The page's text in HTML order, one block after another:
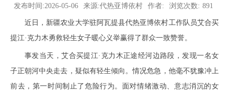
发布时间:2026-05-06 来源:代热亚博依村 作者: 浏览次数: 891
近日，新疆农业大学驻 阿瓦提县代热亚博依村工作队员艾合买
提江·克力木勇救轻生女子暖心义举赢得了群众一致赞誉。
事发当天，艾合买提江·克力木正途经河边路段，发现一名女
子正朝河中央走去，疑似有轻生倾向。情况危急，他毫不犹豫冲上
前去，第一时间制止了危险行为。面对情绪激动、意志消沉的女